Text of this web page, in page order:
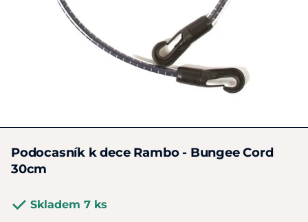
Podocasník k dece Rambo - Bungee Cord
30cm
Skladem 7 ks